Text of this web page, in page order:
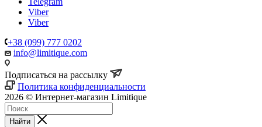
Viber
Viber
+38 (099) 777 0202
info@limitique.com
Подписаться на рассылку
Политика конфиденциальности
2026 © Интернет-магазин Limitique
Найти